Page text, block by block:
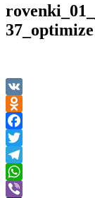
37_optimize
VK
Odnoklassniki
Facebook
Twitter
Telegram
WhatsApp